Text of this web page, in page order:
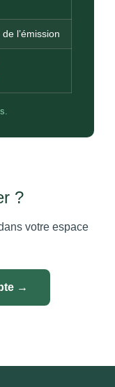
l’émission
?
votre espace
→